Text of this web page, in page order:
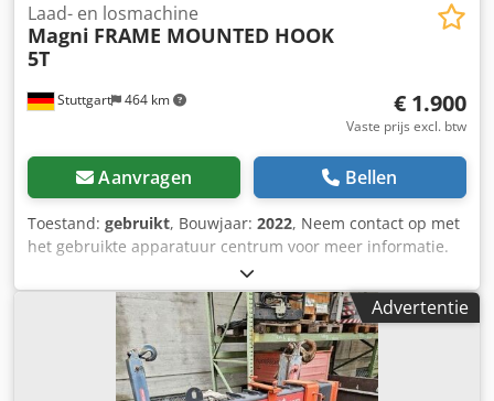
Stuttgart 464 km
Laad- en losmachine
Magni FRAME MOUNTED HOOK
5T
€ 1.900
Vaste prijs excl. btw
Aanvragen Bellen
Toestand: gebruikt, Bouwjaar: 2022, Neem contact op met
het gebruikte apparatuur centrum voor meer informatie.
Advertentie